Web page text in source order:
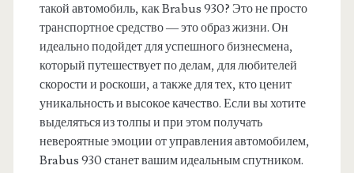
такой автомобиль, как Brabus 930? Это не просто
транспортное средство — это образ жизни. Он
идеально подойдет для успешного бизнесмена,
который путешествует по делам, для любителей
скорости и роскоши, а также для тех, кто ценит
уникальность и высокое качество. Если вы хотите
выделяться из толпы и при этом получать
невероятные эмоции от управления автомобилем,
Brabus 930 станет вашим идеальным спутником.